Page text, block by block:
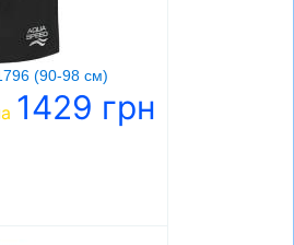
(90-98 см)
1429 грн